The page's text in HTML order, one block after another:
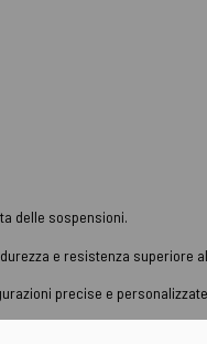
delle sospensioni.
e resistenza superiore
precise e